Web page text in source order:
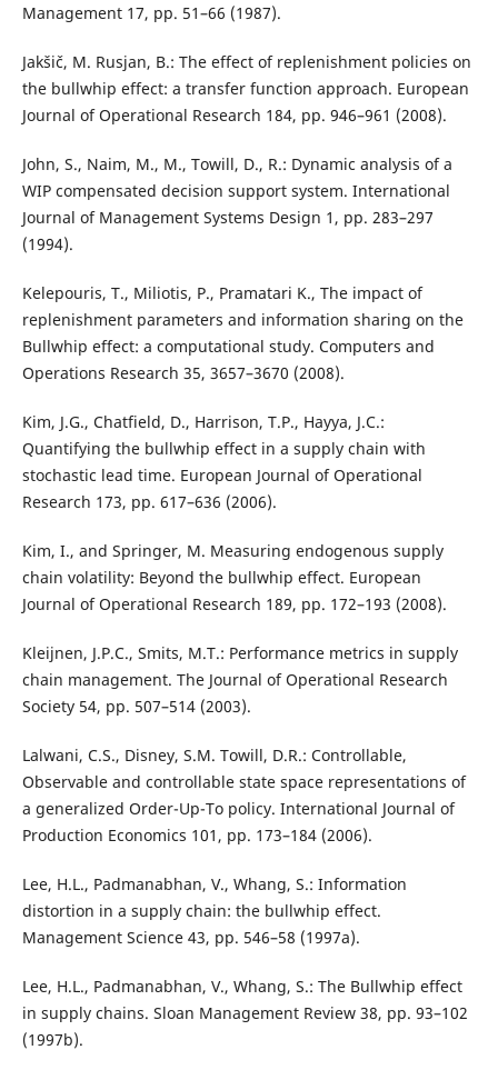
Management 17, pp. 51–66 (1987).
Jakšič, M. Rusjan, B.: The effect of replenishment policies on
the bullwhip effect: a transfer function approach. European
Journal of Operational Research 184, pp. 946–961 (2008).
John, S., Naim, M., M., Towill, D., R.: Dynamic analysis of a
WIP compensated decision support system. International
Journal of Management Systems Design 1, pp. 283–297
(1994).
Kelepouris, T., Miliotis, P., Pramatari K., The impact of
replenishment parameters and information sharing on the
Bullwhip effect: a computational study. Computers and
Operations Research 35, 3657–3670 (2008).
Kim, J.G., Chatfield, D., Harrison, T.P., Hayya, J.C.:
Quantifying the bullwhip effect in a supply chain with
stochastic lead time. European Journal of Operational
Research 173, pp. 617–636 (2006).
Kim, I., and Springer, M. Measuring endogenous supply
chain volatility: Beyond the bullwhip effect. European
Journal of Operational Research 189, pp. 172–193 (2008).
Kleijnen, J.P.C., Smits, M.T.: Performance metrics in supply
chain management. The Journal of Operational Research
Society 54, pp. 507–514 (2003).
Lalwani, C.S., Disney, S.M. Towill, D.R.: Controllable,
Observable and controllable state space representations of
a generalized Order-Up-To policy. International Journal of
Production Economics 101, pp. 173–184 (2006).
Lee, H.L., Padmanabhan, V., Whang, S.: Information
distortion in a supply chain: the bullwhip effect.
Management Science 43, pp. 546–58 (1997a).
Lee, H.L., Padmanabhan, V., Whang, S.: The Bullwhip effect
in supply chains. Sloan Management Review 38, pp. 93–102
(1997b).